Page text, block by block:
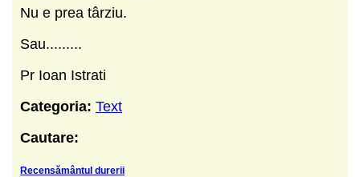
Nu e prea târziu.
Sau.........
Pr Ioan Istrati
Categoria: Text
Cautare:
Recensământul durerii